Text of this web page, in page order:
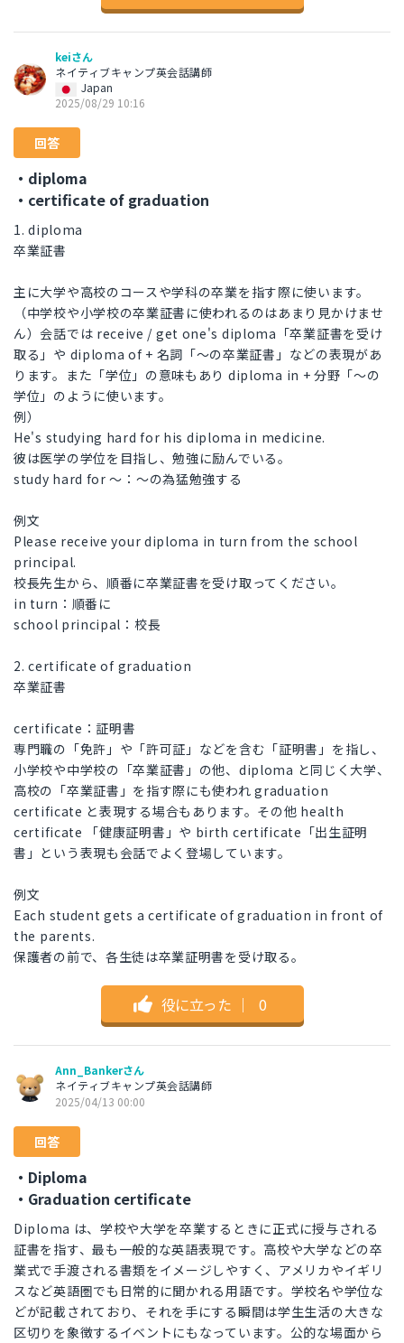
keiさん
ネイティブキャンプ英会話講師
Japan
2025/08/29 10:16
回答
・diploma
・certificate of graduation
1. diploma
卒業証書
主に大学や高校のコースや学科の卒業を指す際に使います。
（中学校や小学校の卒業証書に使われるのはあまり見かけませ
ん）会話では receive / get one's diploma「卒業証書を受け
取る」や diploma of + 名詞「～の卒業証書」などの表現があ
ります。また「学位」の意味もあり diploma in + 分野「～の
学位」のように使います。
例）
He's studying hard for his diploma in medicine.
彼は医学の学位を目指し、勉強に励んでいる。
study hard for ～：～の為猛勉強する
例文
Please receive your diploma in turn from the school
principal.
校長先生から、順番に卒業証書を受け取ってください。
in turn：順番に
school principal：校長
2. certificate of graduation
卒業証書
certificate：証明書
専門職の「免許」や「許可証」などを含む「証明書」を指し、
小学校や中学校の「卒業証書」の他、diploma と同じく大学、
高校の「卒業証書」を指す際にも使われ graduation
certificate と表現する場合もあります。その他 health
certificate 「健康証明書」や birth certificate「出生証明
書」という表現も会話でよく登場しています。
例文
Each student gets a certificate of graduation in front of
the parents.
保護者の前で、各生徒は卒業証明書を受け取る。
役に立った ｜ 0
Ann_Bankerさん
ネイティブキャンプ英会話講師
2025/04/13 00:00
回答
・Diploma
・Graduation certificate
Diploma は、学校や大学を卒業するときに正式に授与される
証書を指す、最も一般的な英語表現です。高校や大学などの卒
業式で手渡される書類をイメージしやすく、アメリカやイギリ
スなど英語圏でも日常的に聞かれる用語です。学校名や学位な
どが記載されており、それを手にする瞬間は学生生活の大きな
区切りを象徴するイベントにもなっています。公的な場面から